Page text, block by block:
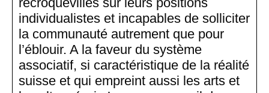
individualistes et incapables de solliciter
la communauté autrement que pour
l’éblouir. A la faveur du système
associatif, si caractéristique de la réalité
suisse et qui empreint aussi les arts et